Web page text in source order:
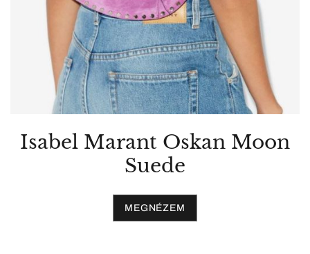
Isabel Marant Oskan Moon
Suede
MEGNÉZEM